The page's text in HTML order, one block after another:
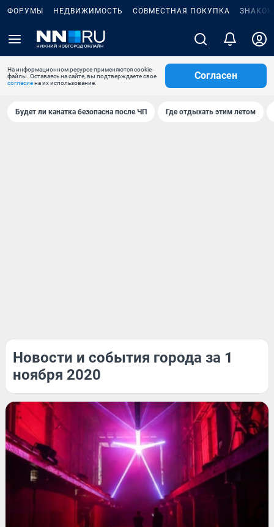
ФОРУМЫ НЕДВИЖИМОСТЬ СОВМЕСТНАЯ ПОКУПКА
На информационном ресурсе применяются cookie-
файлы. Оставаясь на сайте, вы подтверждаете свое
согласиена их использование.
Согласен
Будет ли канатка безопасна после ЧП Где отдыхать этим летом
Новости и события города за 1
ноября 2020